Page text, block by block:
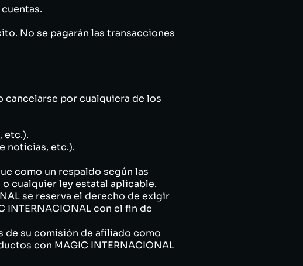
No se pagarán las transacciones
cancelarse por cualquiera de los
etc.).
noticias, etc.).
como un respaldo según las
cualquier ley estatal aplicable.
se reserva el derecho de exigir
con el fin de
su comisión de afiliado como
con MAGIC INTERNACIONAL